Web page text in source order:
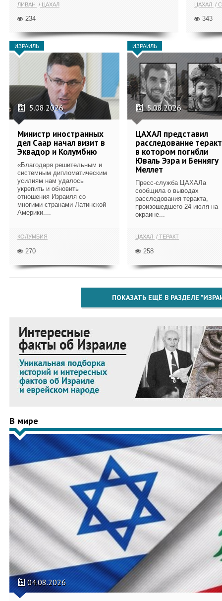
ЛИВАН ЦАХАЛ
234
ЦАХАЛ
343
ИЗРАИЛЬ
5.08.2026
Министр иностранных
дел Саар начал визит в
Эквадор и Колумбию
«Благодаря решительным и
системным дипломатическим
усилиям нам удалось
укрепить и обновить
отношения Израиля со
многими странами Латинской
Америки....
КОЛУМБИЯ
270
ИЗРАИЛЬ
5.08.2026
ЦАХАЛ представил
расследование
в котором погибли
Юваль Эзра и Бениягу
Меллет
Пресс-служба ЦАХАЛа
сообщила о выводах
расследования теракта,
произошедшего 24 июля на
окраине...
ЦАХАЛ ТЕРАКТ
258
ПОКАЗАТЬ ЕЩЁ В РАЗДЕЛЕ
В мире
04.08.2026